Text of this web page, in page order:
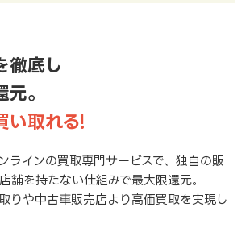
徹底し
。
い取れる!
ラインの買取専門サービスで、独自の販
舗を持たない仕組みで最大限還元。
りや中古車販売店より高価買取を実現し